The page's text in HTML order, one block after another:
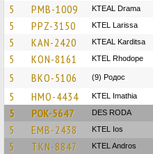
5 PMB-1009 KTEAL Drama
5 PPZ-3150 KTEL Larissa
5 KAN-2420 KTEAL Karditsa
5 KON-8161 KTEL Rhodope
5 BKO-5106 (9) Родос
5 HMO-4434 KTEL Imathia
5 POK-5647 DES RODA
5 EMB-2438 KTEL Ios
5 TKN-8847 KTEL Andros